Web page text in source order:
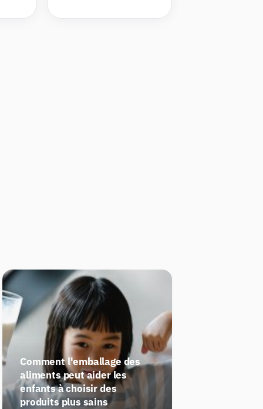
Comment l'emballage des
aliments peut aider les
enfants à choisir des
produits plus sains